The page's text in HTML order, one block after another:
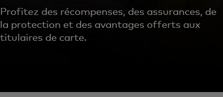
Profitez des récompenses, des assurances, de
la protection et des avantages offerts aux
titulaires de carte.